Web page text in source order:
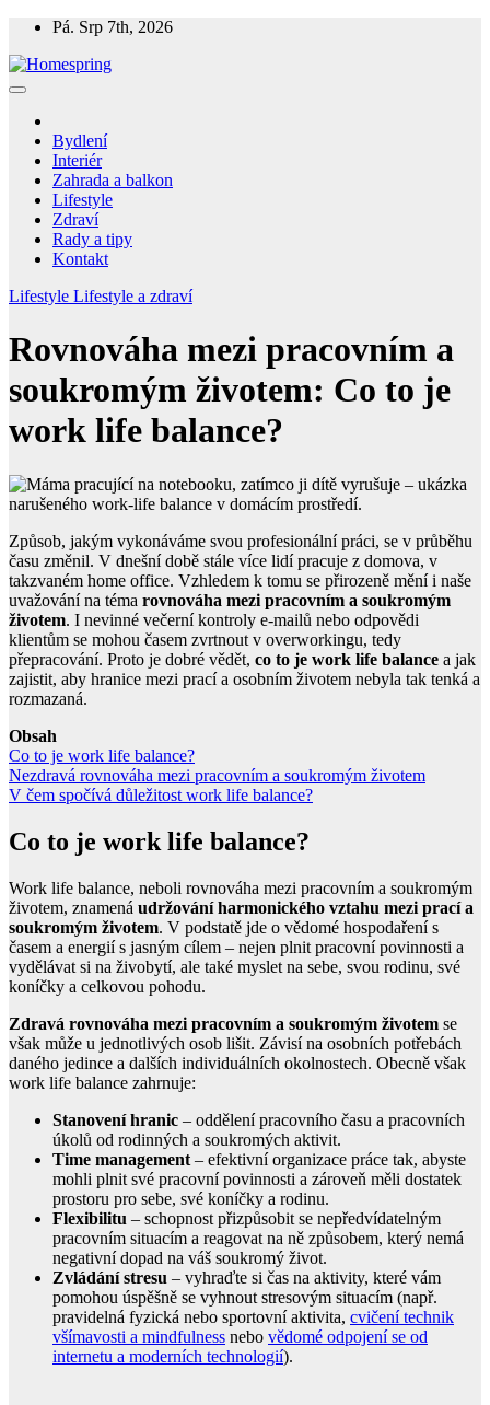
Skip
content
Pá. Srp 7th, 2026
Bydlení
Interiér
Zahrada a balkon
Lifestyle
Zdraví
Rady a tipy
Kontakt
Lifestyle Lifestyle a zdraví
Rovnováha mezi pracovním a
soukromým životem: Co to je
work life balance?
Způsob, jakým vykonáváme svou profesionální práci, se v průběhu
času změnil. V dnešní době stále více lidí pracuje z domova, v
takzvaném home office. Vzhledem k tomu se přirozeně mění i naše
uvažování na téma rovnováha mezi pracovním a soukromým
životem. I nevinné večerní kontroly e-mailů nebo odpovědi
klientům se mohou časem zvrtnout v overworkingu, tedy
přepracování. Proto je dobré vědět, co to je work life balance a jak
zajistit, aby hranice mezi prací a osobním životem nebyla tak tenká a
rozmazaná.
Obsah
Co to je work life balance?
Nezdravá rovnováha mezi pracovním a soukromým životem
V čem spočívá důležitost work life balance?
Co to je work life balance?
Work life balance, neboli rovnováha mezi pracovním a soukromým
životem, znamená udržování harmonického vztahu mezi prací a
soukromým životem. V podstatě jde o vědomé hospodaření s
časem a energií s jasným cílem – nejen plnit pracovní povinnosti a
vydělávat si na živobytí, ale také myslet na sebe, svou rodinu, své
koníčky a celkovou pohodu.
Zdravá rovnováha mezi pracovním a soukromým životem se
však může u jednotlivých osob lišit. Závisí na osobních potřebách
daného jedince a dalších individuálních okolnostech. Obecně však
work life balance zahrnuje:
Stanovení hranic – oddělení pracovního času a pracovních
úkolů od rodinných a soukromých aktivit.
Time management – efektivní organizace práce tak, abyste
mohli plnit své pracovní povinnosti a zároveň měli dostatek
prostoru pro sebe, své koníčky a rodinu.
Flexibilitu – schopnost přizpůsobit se nepředvídatelným
pracovním situacím a reagovat na ně způsobem, který nemá
negativní dopad na váš soukromý život.
Zvládání stresu – vyhraďte si čas na aktivity, které vám
pomohou úspěšně se vyhnout stresovým situacím (např.
pravidelná fyzická nebo sportovní aktivita, cvičení technik
všímavosti a mindfulness nebo vědomé odpojení se od
internetu a moderních technologií).